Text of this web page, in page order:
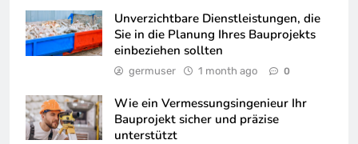
Unverzichtbare Dienstleistungen, die
Sie in die Planung Ihres Bauprojekts
einbeziehen sollten
germuser 1 month ago 0
Wie ein Vermessungsingenieur Ihr
Bauprojekt sicher und präzise
unterstützt